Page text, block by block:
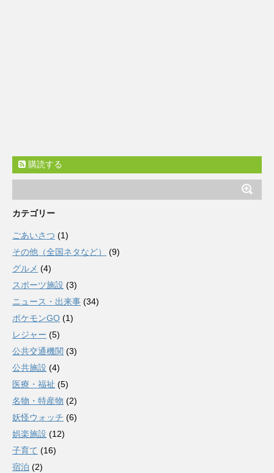
購読する
カテゴリー
ごあいさつ (1)
その他（全国ネタなど）
(9)
グルメ (4)
スポーツ施設 (3)
ニュース・出来事 (34)
ポケモンGO (1)
レジャー (5)
公共交通機関 (3)
公共施設 (4)
医療・福祉 (5)
名物・特産物 (2)
妖怪ウォッチ (6)
娯楽施設 (12)
子育て (16)
宿泊 (2)